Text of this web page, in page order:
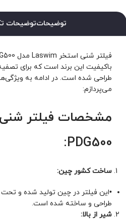
توضیحاتتوضیحات
باکیفیت این برند است که برای
طراحی شده است. در ادامه به
می‌پردازم:
PDG500:
ساخت کشور چین:
•این فیلتر در چین تولید شده و
طراحی و ساخته شده است.
شیر از بالا: